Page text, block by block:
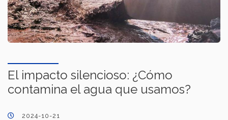
El impacto silencioso: ¿Cómo
contamina el agua que usamos?
2024-10-21